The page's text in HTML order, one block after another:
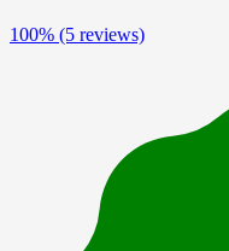
100% (5 reviews)